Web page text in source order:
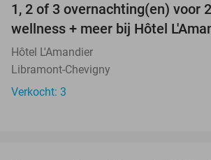
TODAY
1, 2 of 3 overnachting(en) voor
wellness + meer bij Hôtel
Hôtel L'Amandier
Libramont-Chevigny
Verkocht: 3